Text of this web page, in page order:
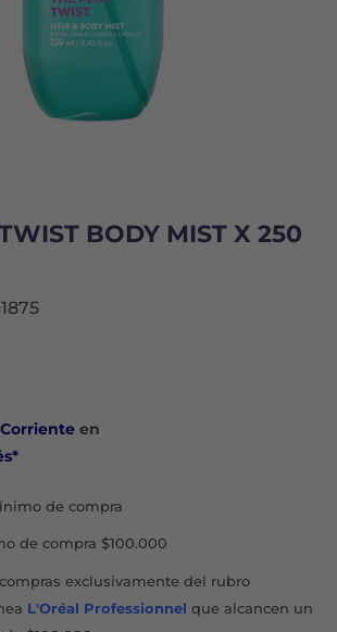
BODY MIST X 250
en
de compra
de compra $100.000
exclusivamente del rubro
L'Oréal Professionnel que alcancen un